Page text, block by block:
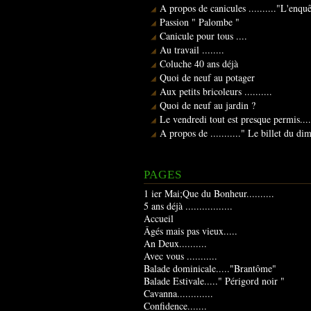
A propos de canicules
Passion " Palombe "
Canicule pour tous ....
Au travail ........
Coluche 40 ans déjà
Quoi de neuf au potager
Aux petits bricoleurs ..........
Quoi de neuf au jardin ?
Le vendredi tout est presque
A propos de ..........." Le billet du
PAGES
1 ier Mai;Que du Bonheur..........
5 ans déjà .................
Accueil
Âgés mais pas vieux.....
An Deux..........
Avec vous ...........
Balade dominicale....."Brantôme"
Balade Estivale....." Périgord noir "
Cavanna.............
Confidence.......